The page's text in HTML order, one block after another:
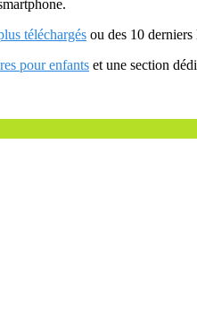
téléchargés ou des 10
pour enfants et une section